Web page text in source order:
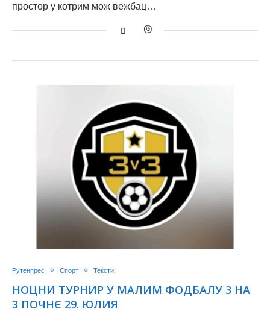
простор у котрим мож вежбац…
Рутенпрес Спорт Тексти
НОЦНИ ТУРНИР У МАЛИМ ФОДБАЛУ 3 НА
3 ПОЧНЄ 29. ЮЛИЯ